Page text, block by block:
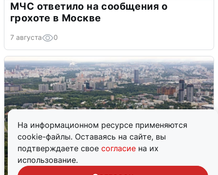
На информационном ресурсе применяются
cookie-файлы. Оставаясь на сайте, вы
подтверждаете свое согласие на их
использование.
МЧС ответило на сообщения о
грохоте в Москве
7 августа 0